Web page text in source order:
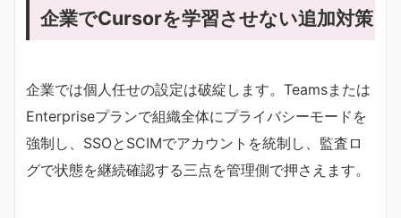
企業でCursorを学習させない追加対策
企業では個人任せの設定は破綻します。Teamsまたは
Enterpriseプランで組織全体にプライバシーモードを
強制し、SSOとSCIMでアカウントを統制し、監査ロ
グで状態を継続確認する三点を管理側で押さえます。